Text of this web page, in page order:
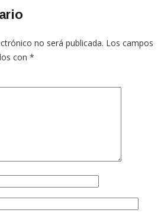
no será publicada. Los campos
con *